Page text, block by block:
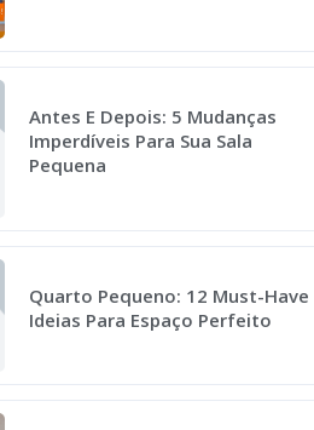
Antes E Depois: 5 Mudanças
Imperdíveis Para Sua Sala
Pequena
Quarto Pequeno: 12 Must-Have
Ideias Para Espaço Perfeito